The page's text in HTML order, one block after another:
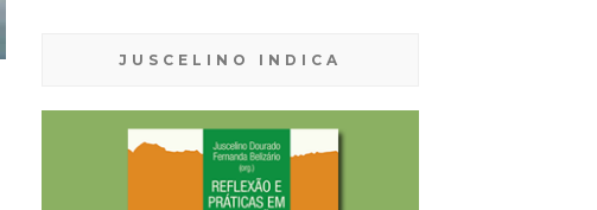
JUSCELINO INDICA